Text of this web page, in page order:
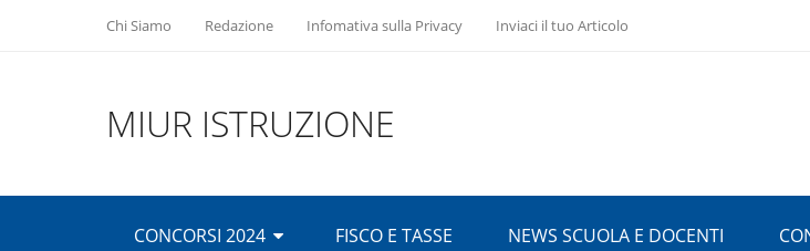
Chi Siamo Redazione Infomativa sulla Privacy Inviaci il tuo Articolo
MIUR ISTRUZIONE
CONCORSI 2024 FISCO E TASSE NEWS SCUOLA E DOCENTI